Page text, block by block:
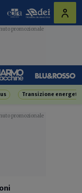
Transizione